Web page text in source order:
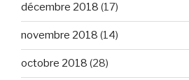
décembre 2018 (17)
novembre 2018 (14)
octobre 2018 (28)